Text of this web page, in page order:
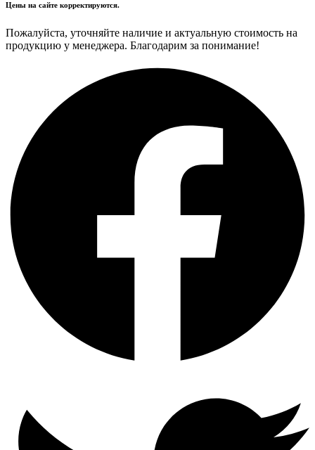
Цены на сайте корректируются.
Пожалуйста, уточняйте наличие и актуальную стоимость на
продукцию у менеджера. Благодарим за понимание!